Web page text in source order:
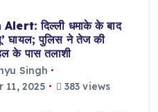
दिल्ली धमाके के बाद
घायल; पुलिस ने तेज की
के पास तलाशी
Singh
2025
383 views